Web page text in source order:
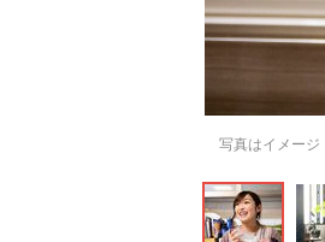
写真はイメー